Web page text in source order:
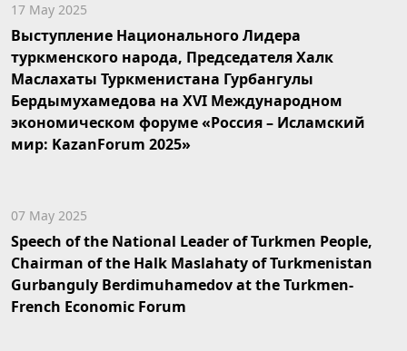
17 May 2025
Выступление Национального Лидера
туркменского народа, Председателя Халк
Маслахаты Туркменистана Гурбангулы
Бердымухамедова на XVI Международном
экономическом форуме «Россия – Исламский
мир: KazanForum 2025»
07 May 2025
Speech of the National Leader of Turkmen People,
Chairman of the Halk Maslahaty of Turkmenistan
Gurbanguly Berdimuhamedov at the Turkmen-
French Economic Forum